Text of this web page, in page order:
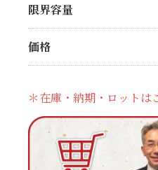
限界容量
価格
＊在庫・納期・ロットは